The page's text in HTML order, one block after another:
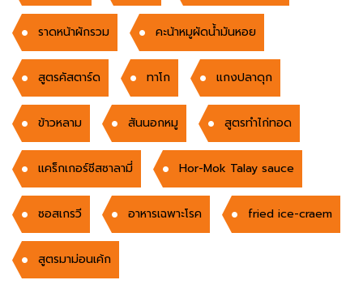
ราดหน้าผักรวม คะน้าหมูผัดน้ำมันหอย
สูตรคัสตาร์ด ทาโก แกงปลาดุก
ข้าวหลาม สันนอกหมู สูตรทำไก่ทอด
แคร็กเกอร์ชีสซาลามี่ Hor-Mok Talay sauce
ซอสเกรวี อาหารเฉพาะโรค fried ice-craem
สูตรมาม่อนเค้ก